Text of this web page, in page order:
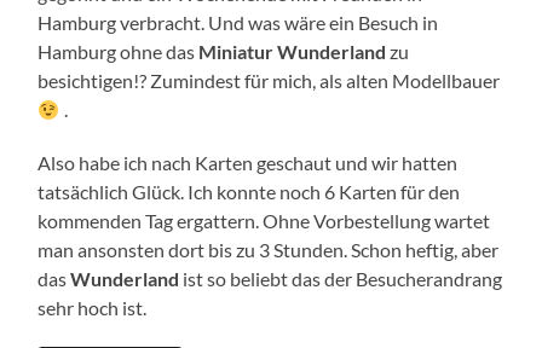
Hamburg verbracht. Und was wäre ein Besuch in
Hamburg ohne das Miniatur Wunderland zu
besichtigen!? Zumindest für mich, als alten Modellbauer
.
Also habe ich nach Karten geschaut und wir hatten
tatsächlich Glück. Ich konnte noch 6 Karten für den
kommenden Tag ergattern. Ohne Vorbestellung wartet
man ansonsten dort bis zu 3 Stunden. Schon heftig, aber
dasWunderland ist so beliebt das der Besucherandrang
sehr hoch ist.